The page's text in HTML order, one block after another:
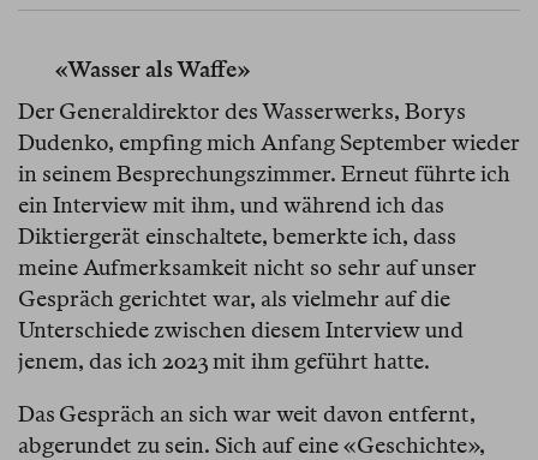
«Wasser als Waffe»
Der Generaldirektor des Wasserwerks, Borys
Dudenko, empfing mich Anfang September wieder
in seinem Besprechungszimmer. Erneut führte ich
ein Interview mit ihm, und während ich das
Diktiergerät einschaltete, bemerkte ich, dass
meine Aufmerksamkeit nicht so sehr auf unser
Gespräch gerichtet war, als vielmehr auf die
Unterschiede zwischen diesem Interview und
jenem, das ich 2023 mit ihm geführt hatte.
Das Gespräch an sich war weit davon entfernt,
abgerundet zu sein. Sich auf eine «Geschichte»,